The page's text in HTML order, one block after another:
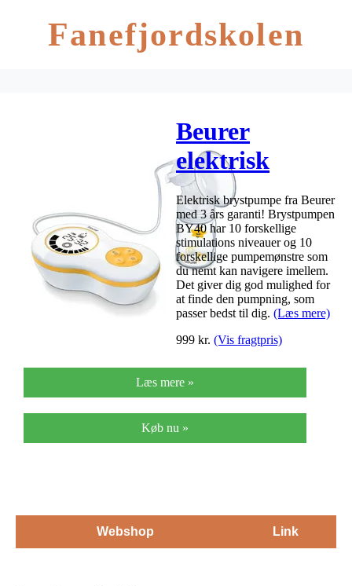
Fanefjordskolen
Beurer
elektrisk
brystpumpe
Elektrisk brystpumpe fra Beurer
med 3 års garanti! Brystpumpen
BY40 har 10 forskellige
stimulations niveauer og 10
forskellige pumpemønstre som
du nemt kan navigere imellem.
Det giver dig god mulighed for
at finde den pumpning, som
passer bedst til dig. (Læs mere)
999 kr. (Vis fragtpris)
Læs mere »
Køb nu »
Webshop Link